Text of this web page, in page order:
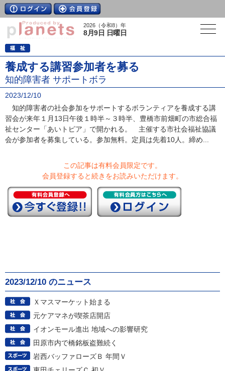
2026（令和8）年
8月9日 日曜日
養成する講習参加者を募る
知的障害者 サポートボラ
2023/12/10
知的障害者の社会参加をサポートするボランティアを養成する講
習会が来年１月13日午後１時半～３時半、豊橋市前畑町の市総合福
祉センター「あいトピア」で開かれる。 主催する市社会福祉協議
会が参加者を募集している。参加無料。定員は先着10人。締め...
この記事は有料会員限定です。
会員登録すると続きをお読みいただけます。
2023/12/10 のニュース
Ｘマスマーケット始まる
元ケアマネが喫茶店開店
イオンモール進出 地域への影響研究
田原市内で橋銘板盗難続く
岩西バッファローズＢ 年間Ｖ